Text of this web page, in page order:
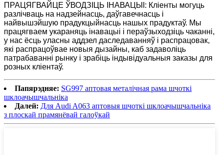
ПРАЦЯГВАЙЦЕ ЎВОДЗІЦЬ ІНАВАЦЫІ: Кліенты могуць
разлічваць на надзейнасць, даўгавечнасць і
найвышэйшую прадукцыйнасць нашых прадуктаў. Мы
працягваем укараняць інавацыі і пераўзыходзіць чаканні,
у нас ёсць уласны аддзел даследаванняў і распрацовак,
які распрацоўвае новыя дызайны, каб задаволіць
патрабаванні рынку і зрабіць індывідуальныя заказы для
розных кліентаў.
Папярэдняе: SG997 аптовая металічная рама шчоткі
шклоачышчальніка
Далей: Для Audi A063 аптовыя шчоткі шклоачышчальніка
з плоскай прамянёвай галоўкай